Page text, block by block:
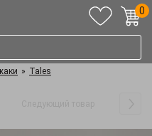
0
» Tales